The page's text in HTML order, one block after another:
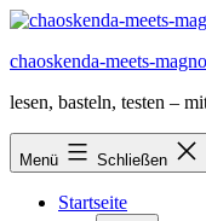
Zum
springen
chaoskenda-meets-
lesen, basteln, testen –
Menü Schließen
Startseite